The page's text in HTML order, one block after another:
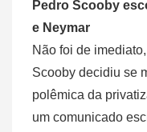
Pedro Scooby
e Neymar
Não foi de
Scooby decidiu se
polêmica da
um comunicado